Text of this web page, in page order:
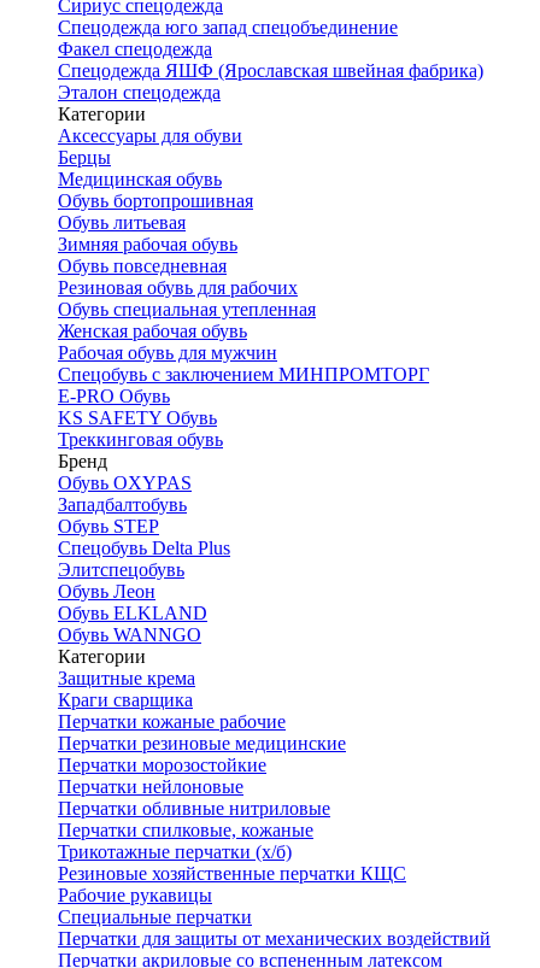
Сириус спецодежда
Спецодежда юго запад спецобъединение
Факел спецодежда
Спецодежда ЯШФ (Ярославская швейная фабрика)
Эталон спецодежда
Категории
Аксессуары для обуви
Берцы
Медицинская обувь
Обувь бортопрошивная
Обувь литьевая
Зимняя рабочая обувь
Обувь повседневная
Резиновая обувь для рабочих
Обувь специальная утепленная
Женская рабочая обувь
Рабочая обувь для мужчин
Спецобувь с заключением МИНПРОМТОРГ
E-PRO Обувь
KS SAFETY Обувь
Треккинговая обувь
Бренд
Обувь OXYPAS
Западбалтобувь
Обувь STEP
Спецобувь Delta Plus
Элитспецобувь
Обувь Леон
Обувь ELKLAND
Обувь WANNGO
Категории
Защитные крема
Краги сварщика
Перчатки кожаные рабочие
Перчатки резиновые медицинские
Перчатки морозостойкие
Перчатки нейлоновые
Перчатки обливные нитриловые
Перчатки спилковые, кожаные
Трикотажные перчатки (х/б)
Резиновые хозяйственные перчатки КЩС
Рабочие рукавицы
Специальные перчатки
Перчатки для защиты от механических воздействий
Перчатки акриловые со вспененным латексом